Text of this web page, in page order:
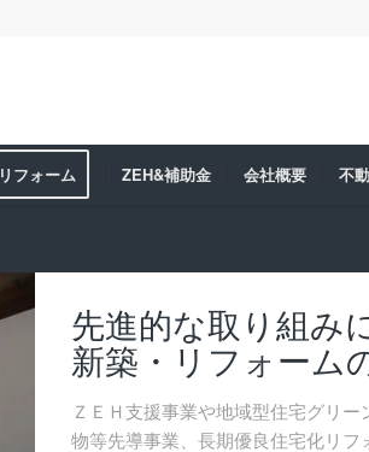
リフォーム ZEH&補助金 会社概要 不
先進的な取り組み
新築・リフォーム
ＺＥＨ支援事業や地域型住宅グリ
物等先導事業、長期優良住宅化リ